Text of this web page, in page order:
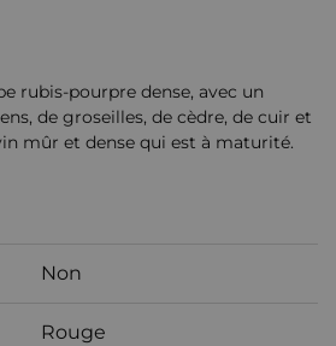
rubis-pourpre dense, avec un
de groseilles, de cèdre, de cuir et
mûr et dense qui est à maturité.
Non
Rouge